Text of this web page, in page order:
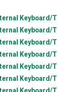
Keyboard/
Keyboard/
Keyboard/
Keyboard/
Keyboard/
Keyboard/